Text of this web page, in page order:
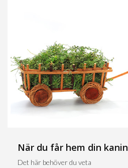
När du får hem din kanin
Det här behöver du veta